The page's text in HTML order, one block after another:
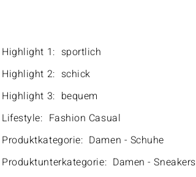
Highlight 1: sportlich
Highlight 2: schick
Highlight 3: bequem
Lifestyle: Fashion Casual
Produktkategorie: Damen - Schuhe
Produktunterkategorie: Damen - Sneakers